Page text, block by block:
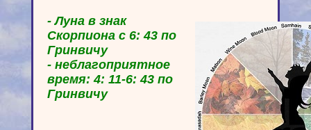
- Луна в знак
Скорпиона с 6: 43 по
Гринвичу
- неблагоприятное
время: 4: 11-6: 43 по
Гринвичу